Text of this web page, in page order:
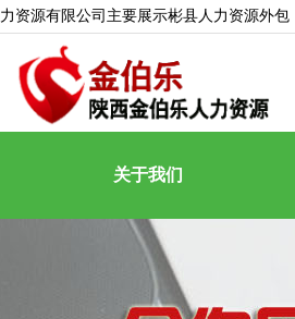
资源有限公司主要展示彬县人力资源外包
关于我们